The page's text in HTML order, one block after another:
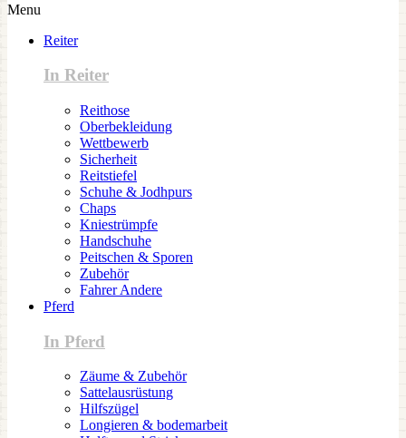
Menu
Reiter
In Reiter
Reithose
Oberbekleidung
Wettbewerb
Sicherheit
Reitstiefel
Schuhe & Jodhpurs
Chaps
Kniestrümpfe
Handschuhe
Peitschen & Sporen
Zubehör
Fahrer Andere
Pferd
In Pferd
Zäume & Zubehör
Sattelausrüstung
Hilfszügel
Longieren & bodemarbeit